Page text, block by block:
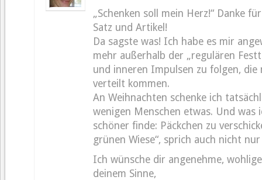
„Schenken soll mein Herz!“ Danke
Satz und Artikel!
Da sagste was! Ich habe es mir
mehr außerhalb der „regulären
und inneren Impulsen zu folgen, die
verteilt kommen.
An Weihnachten schenke ich
wenigen Menschen etwas. Und was
schöner finde: Päckchen zu
grünen Wiese“, sprich auch nicht
Ich wünsche dir angenehme,
deinem Sinne,